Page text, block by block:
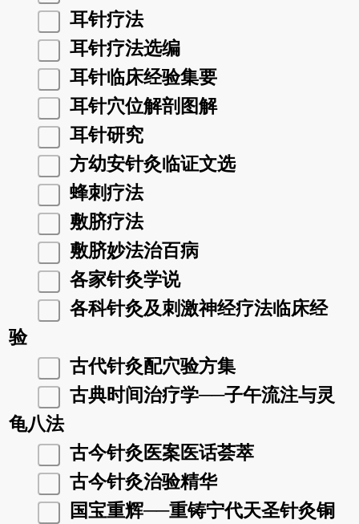
耳针疗法
耳针疗法选编
耳针临床经验集要
耳针穴位解剖图解
耳针研究
方幼安针灸临证文选
蜂刺疗法
敷脐疗法
敷脐妙法治百病
各家针灸学说
各科针灸及刺激神经疗法临床经
验
古代针灸配穴验方集
古典时间治疗学──子午流注与灵
龟八法
古今针灸医案医话荟萃
古今针灸治验精华
国宝重辉──重铸宁代天圣针灸铜